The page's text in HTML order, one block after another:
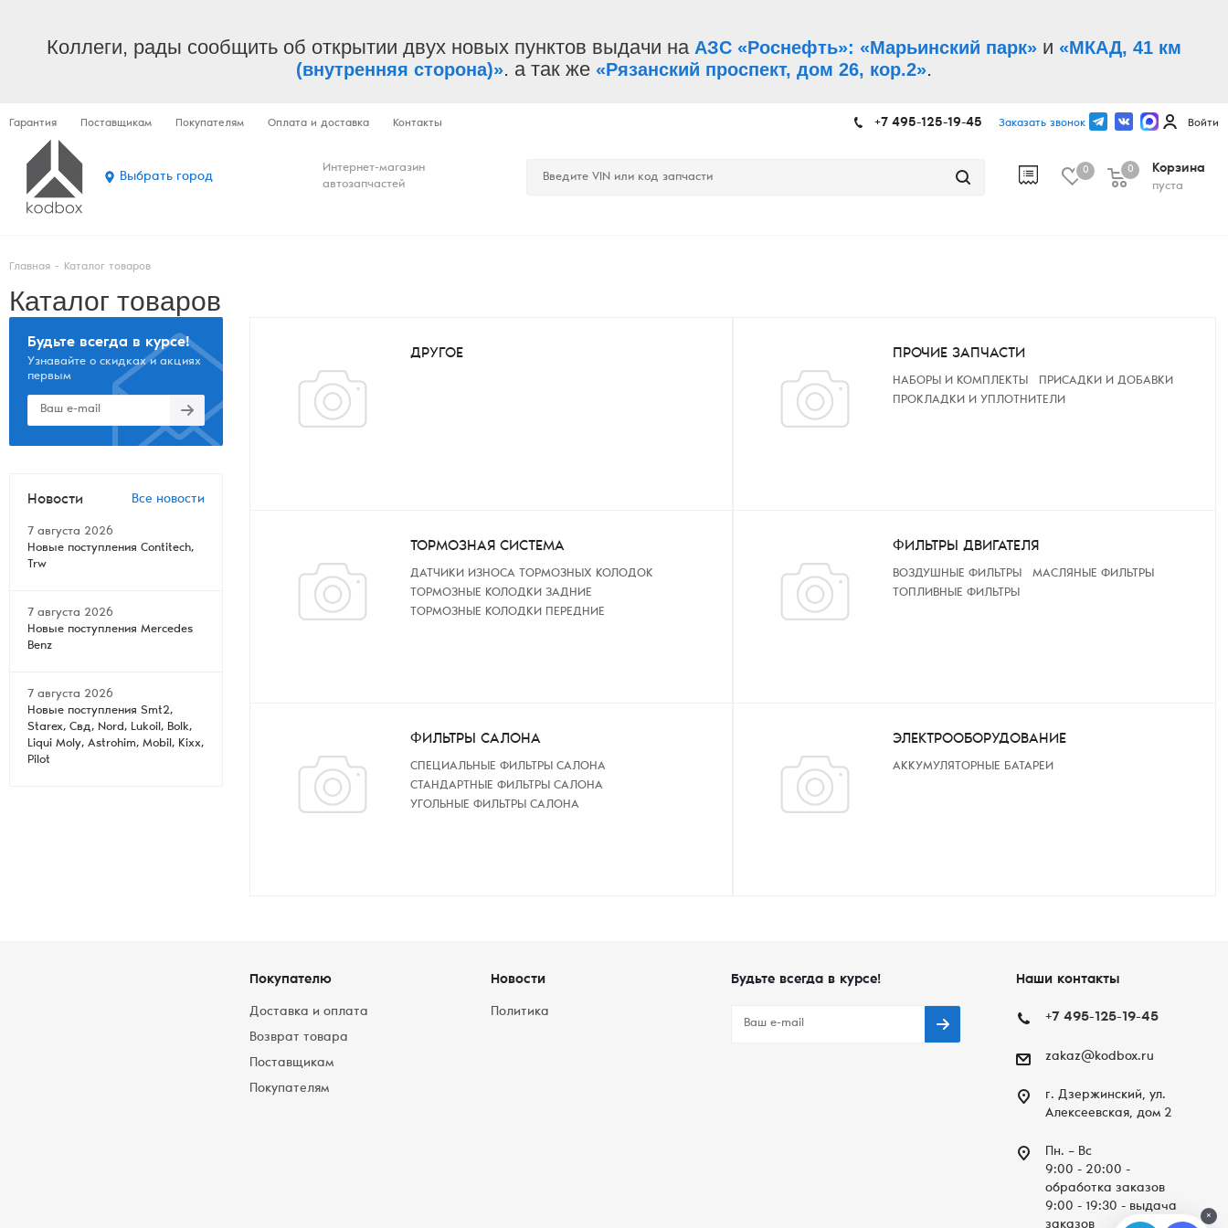
Коллеги, рады сообщить об открытии двух новых пунктов выдачи на АЗС «Роснефть»: «Марьинский парк» и «МКАД, 41 км
(внутренняя сторона)». а так же «Рязанский проспект, дом 26, кор.2».
Гарантия Поставщикам Покупателям Оплата и доставка Контакты +7 495-125-19-45 Заказать звонок Войти
Выбрать город
Интернет-магазин
автозапчастей
0
Корзина
пуста
0
Главная - Каталог товаров
Каталог товаров
ДРУГОЕ ПРОЧИЕ ЗАПЧАСТИ
НАБОРЫ И КОМПЛЕКТЫ
ПРИСАДКИ И ДОБАВКИ
ПРОКЛАДКИ И УПЛОТНИТЕЛИ
ТОРМОЗНАЯ СИСТЕМА
ДАТЧИКИ ИЗНОСА ТОРМОЗНЫХ КОЛОДОК
ТОРМОЗНЫЕ КОЛОДКИ ЗАДНИЕ
ТОРМОЗНЫЕ КОЛОДКИ ПЕРЕДНИЕ
ФИЛЬТРЫ ДВИГАТЕЛЯ
ВОЗДУШНЫЕ ФИЛЬТРЫ
МАСЛЯНЫЕ ФИЛЬТРЫ
ТОПЛИВНЫЕ ФИЛЬТРЫ
ФИЛЬТРЫ САЛОНА
СПЕЦИАЛЬНЫЕ ФИЛЬТРЫ САЛОНА
СТАНДАРТНЫЕ ФИЛЬТРЫ САЛОНА
УГОЛЬНЫЕ ФИЛЬТРЫ САЛОНА
ЭЛЕКТРООБОРУДОВАНИЕ
АККУМУЛЯТОРНЫЕ БАТАРЕИ
Будьте всегда в курсе!
Узнавайте о скидках и акциях
первым
Новости Все новости
7 августа 2026
Новые поступления Contitech,
Trw
7 августа 2026
Новые поступления Mercedes
Benz
7 августа 2026
Новые поступления Smt2,
Starex, Свд, Nord, Lukoil, Bolk,
Liqui Moly, Astrohim, Mobil, Kixx,
Pilot
Покупателю
Доставка и оплата
Возврат товара
Поставщикам
Покупателям
Новости
Политика
Будьте всегда в курсе! Наши контакты
+7 495-125-19-45
zakaz@kodbox.ru
г. Дзержинский, ул.
Алексеевская, дом 2
Пн. – Вc
9:00 - 20:00 -
обработка заказов
9:00 - 19:30 - выдача
×